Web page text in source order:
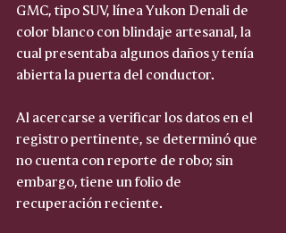
GMC, tipo SUV, línea Yukon Denali de
color blanco con blindaje artesanal, la
cual presentaba algunos daños y tenía
abierta la puerta del conductor.
Al acercarse a verificar los datos en el
registro pertinente, se determinó que
no cuenta con reporte de robo; sin
embargo, tiene un folio de
recuperación reciente.